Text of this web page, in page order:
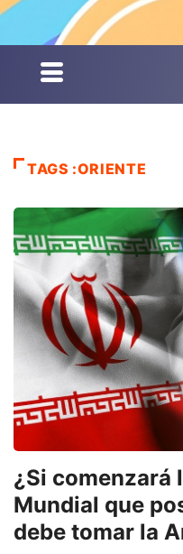
TAGS :ORIENTE
¿Si comenzará
Mundial que
debe tomar la